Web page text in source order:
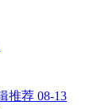
08-13